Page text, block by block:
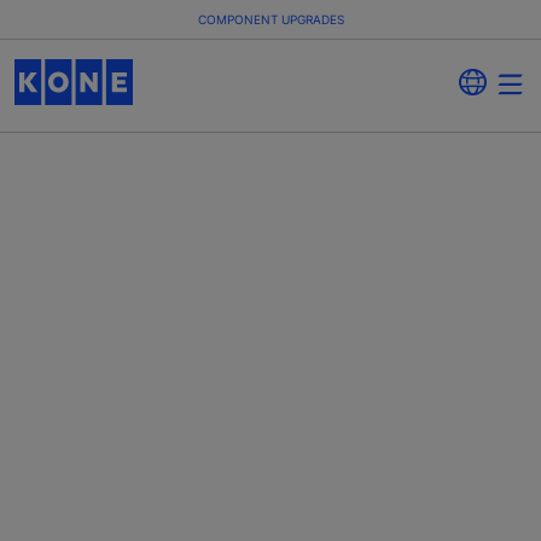
COMPONENT UPGRADES